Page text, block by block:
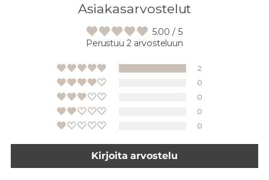
Asiakasarvostelut
5.00 / 5
Perustuu 2 arvosteluun
2
0
0
0
0
Kirjoita arvostelu